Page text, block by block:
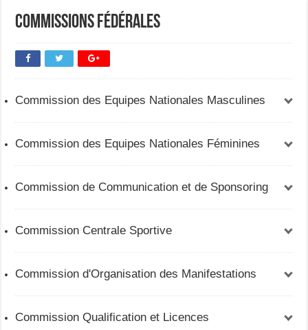
Commissions Fédérales
Commission des Equipes Nationales Masculines
Commission des Equipes Nationales Féminines
Commission de Communication et de Sponsoring
Commission Centrale Sportive
Lotfi Mokni :
Commission d'Organisation des Manifestations
Commission Qualification et Licences